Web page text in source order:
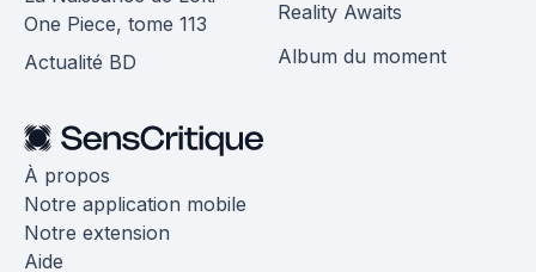
One Piece, tome 113
Actualité BD
Reality Awaits
Album du moment
À propos
Notre application mobile
Notre extension
Aide